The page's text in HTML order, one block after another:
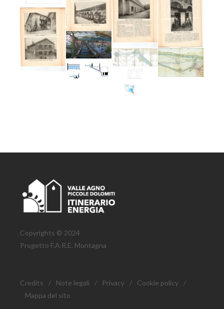
Copyrights © 2024
Progetto F.A.R.E. Montagna
Credits / Note legali / Privacy / Cookie policy
/
Mappa del sito